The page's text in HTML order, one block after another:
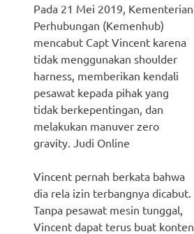
Pada 21 Mei 2019, Kementerian
Perhubungan (Kemenhub)
mencabut Capt Vincent karena
tidak menggunakan shoulder
harness, memberikan kendali
pesawat kepada pihak yang
tidak berkepentingan, dan
melakukan manuver zero
gravity. Judi Online
Vincent pernah berkata bahwa
dia rela izin terbangnya dicabut.
Tanpa pesawat mesin tunggal,
Vincent dapat terus buat konten